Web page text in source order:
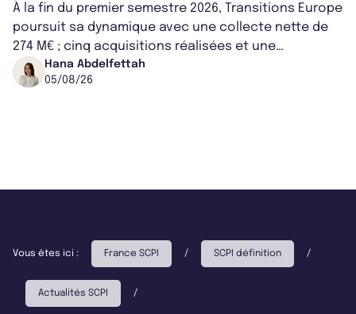
À la fin du premier semestre 2026, Transitions Europe
poursuit sa dynamique avec une collecte nette de
274 M€ ; cinq acquisitions réalisées et une
capitalisation portée à 1,38 Md€....
Hana Abdelfettah
05/08/26
Vous êtes ici : France SCPI / SCPI définition /
Actualités SCPI /